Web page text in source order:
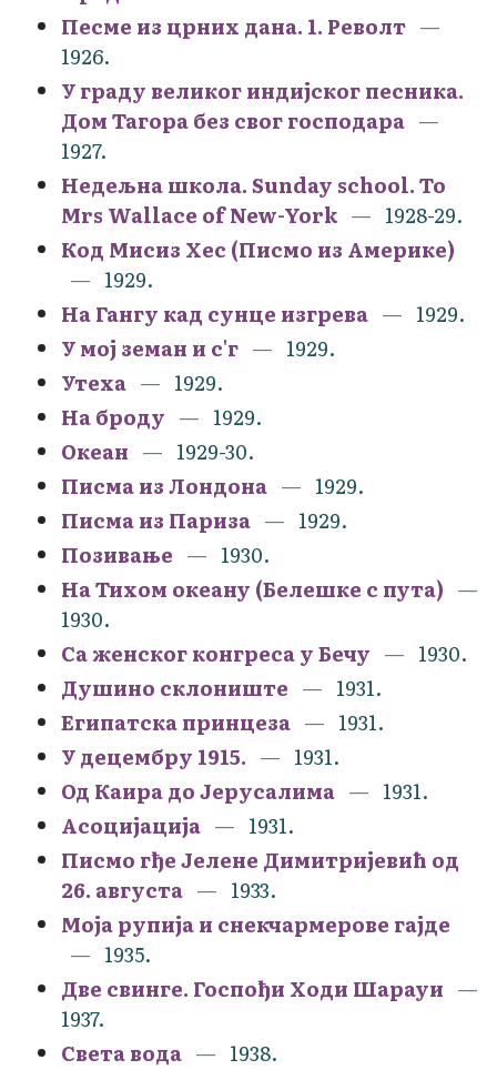
Песме из црних дана. 1. Револт
1926.
У граду великог индијског песника.
Дом Тагора без свог господара
1927.
Недељна школа. Sunday school. To
Mrs Wallace of New-York
1928-29.
Код Мисиз Хес (Писмо из Америке)
1929.
На Гангу кад сунце изгрева
1929.
У мој земан и с'г
1929.
Утеха
1929.
На броду
1929.
Океан
1929-30.
Писма из Лондона
1929.
Писма из Париза
1929.
Позивање
1930.
На Тихом океану (Белешке с пута)
1930.
Са женског конгреса у Бечу
1930.
Душино склониште
1931.
Египатска принцеза
1931.
У децембру 1915.
1931.
Од Каира до Јерусалима
1931.
Асоцијација
1931.
Писмо гђе Јелене Димитријевић од
26. августа
1933.
Моја рупија и снекчармерове гајде
1935.
Две свинге. Госпођи Ходи Шарауи
1937.
Света вода
1938.